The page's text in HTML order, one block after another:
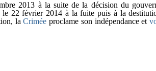
2013 à la suite de la décision du
le 22 février 2014 à la fuite puis à la
laCrimée proclame son indépendance et